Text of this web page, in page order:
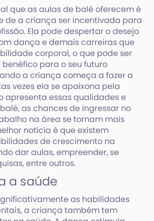
que as aulas de balé oferecem é
de a criança ser incentivada para
Ela pode despertar o desejo
dança e demais carreiras que
corporal, o que pode ser
para o seu futuro
a criança começa a fazer a
vezes ela se apaixona pela
apresenta essas qualidades e
as chances de ingressar no
na área se tornam mais
notícia é que existem
de crescimento na
dar aulas, empreender, se
entre outros.
a saúde
as habilidades
a criança também tem